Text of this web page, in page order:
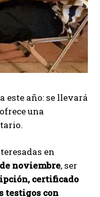
este año: se llevará
una
en
noviembre, ser
certificado
testigos con